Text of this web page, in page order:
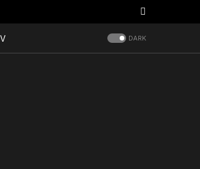
DARK